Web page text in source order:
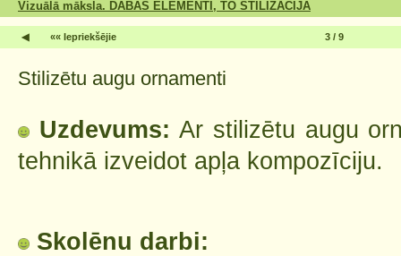
Vizuālā māksla. DABAS ELEMENTI, TO STILIZĀCIJA
◀ «« Iepriekšējie 3 / 9
Stilizētu augu ornamenti
Uzdevums:Ar stilizētu augu
tehnikā izveidot apļa kompozīciju.
Skolēnu darbi: